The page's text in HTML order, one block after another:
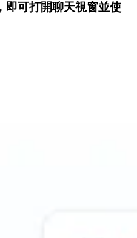
即可打開聊天視窗並使